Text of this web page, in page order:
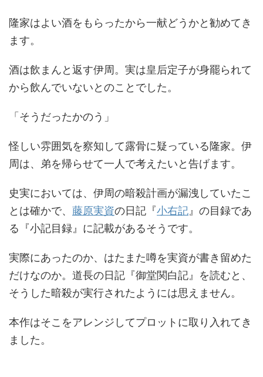
隆家はよい酒をもらったから一献どうかと勧めてき
ます。
酒は飲まんと返す伊周。実は皇后定子が身罷られて
から飲んでいないとのことでした。
「そうだったかのう」
怪しい雰囲気を察知して露骨に疑っている隆家。伊
周は、弟を帰らせて一人で考えたいと告げます。
史実においては、伊周の暗殺計画が漏洩していたこ
とは確かで、 藤原実資の日記『小右記 』の目録であ
る『小記目録』に記載があるそうです。
実際にあったのか、はたまた噂を実資が書き留めた
だけなのか。道長の日記『御堂関白記』を読むと、
そうした暗殺が実行されたようには思えません。
本作はそこをアレンジしてプロットに取り入れてき
ました。